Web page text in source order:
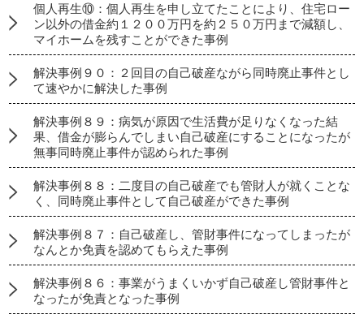
個人再生⑩：個人再生を申し立てたことにより、住宅ロー
ン以外の借金約１２００万円を約２５０万円まで減額し、
マイホームを残すことができた事例
解決事例９０：２回目の自己破産ながら同時廃止事件とし
て速やかに解決した事例
解決事例８９：病気が原因で生活費が足りなくなった結
果、借金が膨らんでしまい自己破産にすることになったが
無事同時廃止事件が認められた事例
解決事例８８：二度目の自己破産でも管財人が就くことな
く、同時廃止事件として自己破産ができた事例
解決事例８７：自己破産し、管財事件になってしまったが
なんとか免責を認めてもらえた事例
解決事例８６：事業がうまくいかず自己破産し管財事件と
なったが免責となった事例